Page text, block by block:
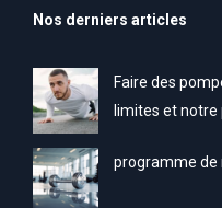
Nos derniers articles
Faire des
limites et
programme de